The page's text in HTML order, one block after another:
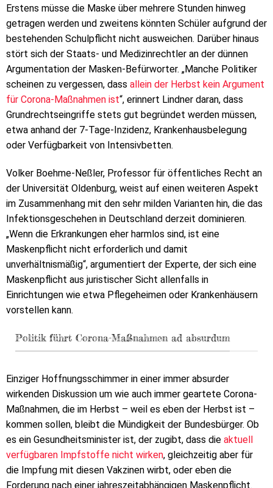
Erstens müsse die Maske über mehrere Stunden hinweg
getragen werden und zweitens könnten Schüler aufgrund der
bestehenden Schulpflicht nicht ausweichen. Darüber hinaus
stört sich der Staats- und Medizinrechtler an der dünnen
Argumentation der Masken-Befürworter. „Manche Politiker
scheinen zu vergessen, dass allein der Herbst kein Argument
für Corona-Maßnahmen ist“, erinnert Lindner daran, dass
Grundrechtseingriffe stets gut begründet werden müssen,
etwa anhand der 7-Tage-Inzidenz, Krankenhausbelegung
oder Verfügbarkeit von Intensivbetten.
Volker Boehme-Neßler, Professor für öffentliches Recht an
der Universität Oldenburg, weist auf einen weiteren Aspekt
im Zusammenhang mit den sehr milden Varianten hin, die das
Infektionsgeschehen in Deutschland derzeit dominieren.
„Wenn die Erkrankungen eher harmlos sind, ist eine
Maskenpflicht nicht erforderlich und damit
unverhältnismäßig“, argumentiert der Experte, der sich eine
Maskenpflicht aus juristischer Sicht allenfalls in
Einrichtungen wie etwa Pflegeheimen oder Krankenhäusern
vorstellen kann.
Politik führt Corona-Maßnahmen ad absurdum
Einziger Hoffnungsschimmer in einer immer absurder
wirkenden Diskussion um wie auch immer geartete Corona-
Maßnahmen, die im Herbst – weil es eben der Herbst ist –
kommen sollen, bleibt die Mündigkeit der Bundesbürger. Ob
es ein Gesundheitsminister ist, der zugibt, dass die aktuell
verfügbaren Impfstoffe nicht wirken, gleichzeitig aber für
die Impfung mit diesen Vakzinen wirbt, oder eben die
Forderung nach einer jahreszeitabhängigen Maskenpflicht.